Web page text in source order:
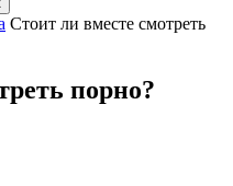
Стоит ли вместе смотреть
порно?